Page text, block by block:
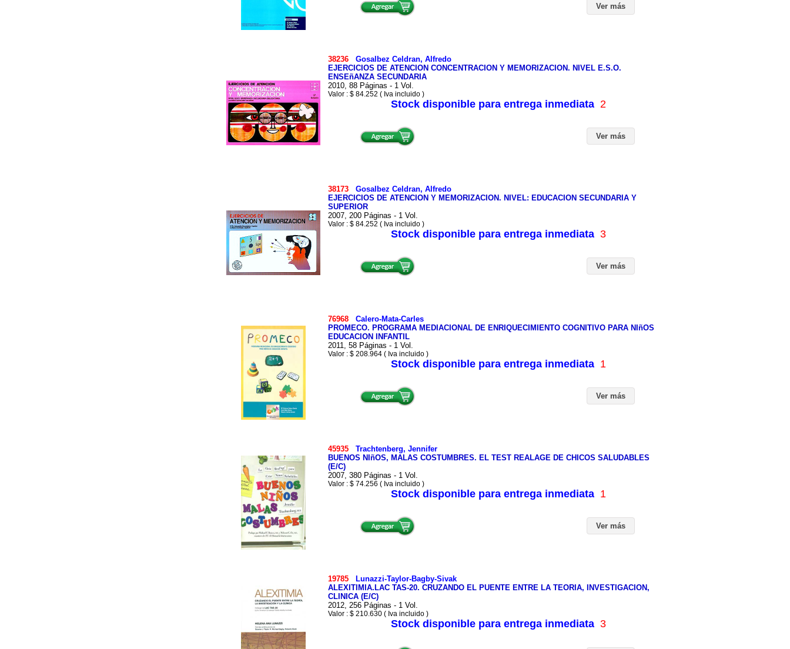
Ver más
38236 Gosalbez Celdran, Alfredo
EJERCICIOS DE ATENCION CONCENTRACION Y MEMORIZACION. NIVEL E.S.O.
ENSEñANZA SECUNDARIA
2010, 88 Páginas - 1 Vol.
Valor : $ 84.252 ( Iva incluido )
Stock disponible para entrega inmediata 2
Ver más
38173 Gosalbez Celdran, Alfredo
EJERCICIOS DE ATENCION Y MEMORIZACION. NIVEL: EDUCACION SECUNDARIA Y
SUPERIOR
2007, 200 Páginas - 1 Vol.
Valor : $ 84.252 ( Iva incluido )
Stock disponible para entrega inmediata 3
Ver más
76968 Calero-Mata-Carles
PROMECO. PROGRAMA MEDIACIONAL DE ENRIQUECIMIENTO COGNITIVO PARA NIñOS
EDUCACION INFANTIL
2011, 58 Páginas - 1 Vol.
Valor : $ 208.964 ( Iva incluido )
Stock disponible para entrega inmediata 1
Ver más
45935 Trachtenberg, Jennifer
BUENOS NIñOS, MALAS COSTUMBRES. EL TEST REALAGE DE CHICOS SALUDABLES
(E/C)
2007, 380 Páginas - 1 Vol.
Valor : $ 74.256 ( Iva incluido )
Stock disponible para entrega inmediata 1
Ver más
19785 Lunazzi-Taylor-Bagby-Sivak
ALEXITIMIA.LAC TAS-20. CRUZANDO EL PUENTE ENTRE LA TEORIA, INVESTIGACION,
CLINICA (E/C)
2012, 256 Páginas - 1 Vol.
Valor : $ 210.630 ( Iva incluido )
Stock disponible para entrega inmediata 3